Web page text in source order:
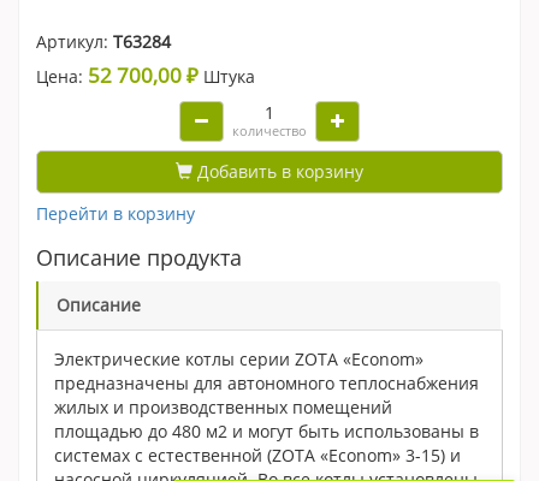
Артикул: Т63284
Цена: 52 700,00 ₽ Штука
количество
Добавить в корзину
Перейти в корзину
Описание продукта
Описание
Электрические котлы серии ZOTA «Econom»
предназначены для автономного теплоснабжения
жилых и производственных помещений
площадью до 480 м2 и могут быть использованы в
системах с естественной (ZOTA «Econom» 3-15) и